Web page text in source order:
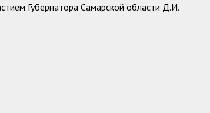
Губернатора Самарской области Д.И.